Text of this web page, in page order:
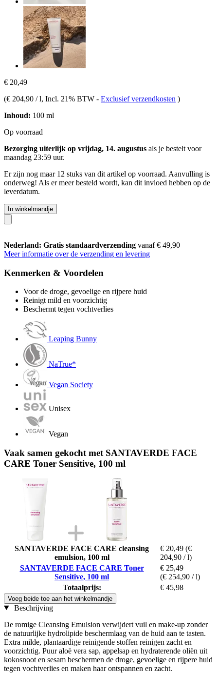
€ 20,49
(€ 204,90 / l, Incl. 21% BTW - Exclusief verzendkosten )
Inhoud: 100 ml
Op voorraad
Bezorging uiterlijk op vrijdag, 14. augustus als je bestelt voor
maandag 23:59 uur.
Er zijn nog maar 12 stuks van dit artikel op voorraad. Aanvulling is
onderweg! Als er meer besteld wordt, kan dit invloed hebben op de
leverdatum.
In winkelmandje
Nederland: Gratis standaardverzending vanaf € 49,90
Meer informatie over de verzending en levering
Kenmerken & Voordelen
Voor de droge, gevoelige en rijpere huid
Reinigt mild en voorzichtig
Beschermt tegen vochtverlies
Leaping Bunny
NaTrue*
Vegan Society
Unisex
Vegan
Vaak samen gekocht met SANTAVERDE FACE
CARE Toner Sensitive, 100 ml
SANTAVERDE FACE CARE cleansing
emulsion, 100 ml
€ 20,49 (€
204,90 / l)
SANTAVERDE FACE CARE Toner
Sensitive, 100 ml
€ 25,49
(€ 254,90 / l)
Totaalprijs:
€ 45,98
Voeg beide toe aan het winkelmandje
Beschrijving
De romige Cleansing Emulsion verwijdert vuil en make-up zonder
de natuurlijke hydrolipide beschermlaag van de huid aan te tasten.
Extra milde, plantaardige reinigende stoffen reinigen zacht en
voorzichtig. Puur aloë vera sap, appelsap en hydraterende oliën uit
kokosnoot en sesam beschermen de droge, gevoelige en rijpere huid
tegen vochtverlies en maken haar ontspannen en zacht.